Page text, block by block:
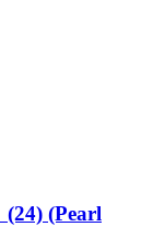
(Pearl